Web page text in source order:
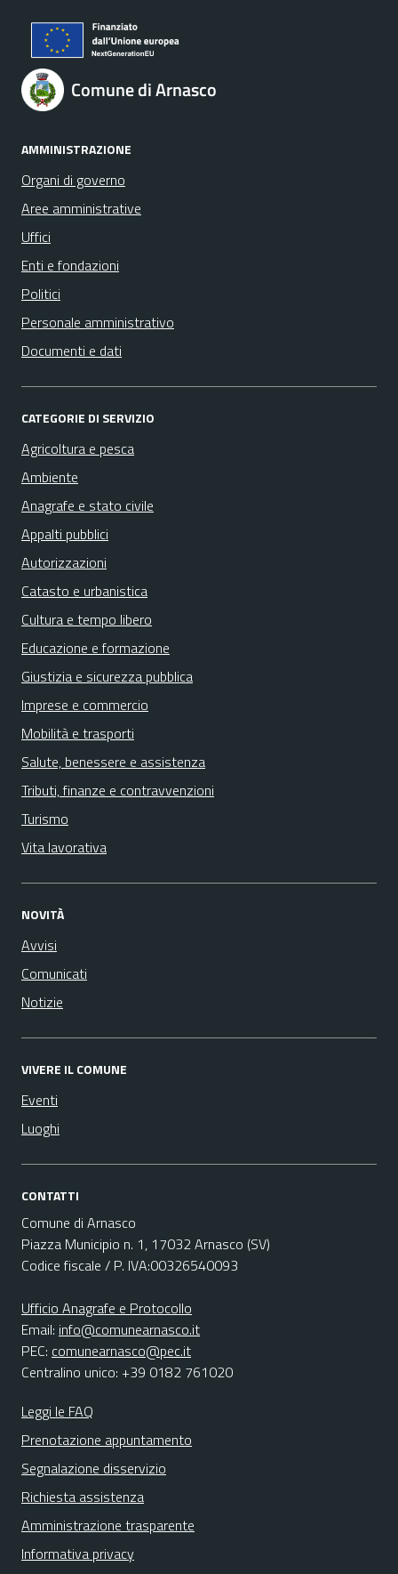
Comune di Arnasco
AMMINISTRAZIONE
Organi di governo
Aree amministrative
Uffici
Enti e fondazioni
Politici
Personale amministrativo
Documenti e dati
CATEGORIE DI SERVIZIO
Agricoltura e pesca
Ambiente
Anagrafe e stato civile
Appalti pubblici
Autorizzazioni
Catasto e urbanistica
Cultura e tempo libero
Educazione e formazione
Giustizia e sicurezza pubblica
Imprese e commercio
Mobilità e trasporti
Salute, benessere e assistenza
Tributi, finanze e contravvenzioni
Turismo
Vita lavorativa
NOVITÀ
Avvisi
Comunicati
Notizie
VIVERE IL COMUNE
Eventi
Luoghi
CONTATTI
Comune di Arnasco
Piazza Municipio n. 1, 17032 Arnasco (SV)
Codice fiscale / P. IVA:00326540093
Ufficio Anagrafe e Protocollo
Email: info@comunearnasco.it
PEC: comunearnasco@pec.it
Centralino unico: +39 0182 761020
Leggi le FAQ
Prenotazione appuntamento
Segnalazione disservizio
Richiesta assistenza
Amministrazione trasparente
Informativa privacy